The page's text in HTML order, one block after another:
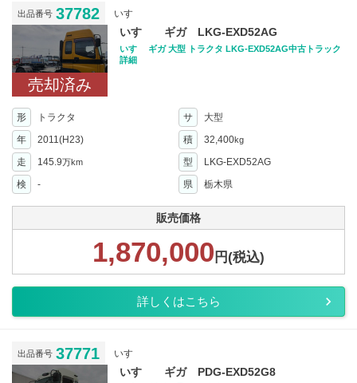
出品番号 37782 いすゞ
売却済み
いすゞ ギガ LKG-EXD52AG
いすゞ ギガ 大型 トラクタ LKG-EXD52AG中古トラック
詳細
形 トラクタ サ
大型
年
2011(H23) 積 32,400kg
走 145.9万km 型
LKG-EXD52AG
検
- 県 栃木県
販売価格
1,870,000 円(税込)
詳しくはこちら
出品番号 37771 いすゞ
いすゞ ギガ PDG-EXD52G8